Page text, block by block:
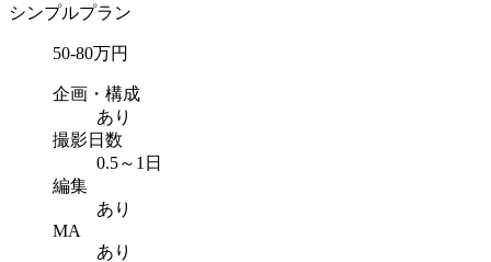
シンプルプラン
50-80万円
企画・構成
あり
撮影日数
0.5～1日
編集
あり
MA
あり